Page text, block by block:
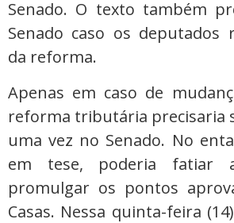
Senado. O texto também
Senado caso os deputados
da reforma.
Apenas em caso de
reforma tributária precisaria
uma vez no Senado. No
em tese, poderia fatiar
promulgar os pontos
Casas. Nessa quinta-feira